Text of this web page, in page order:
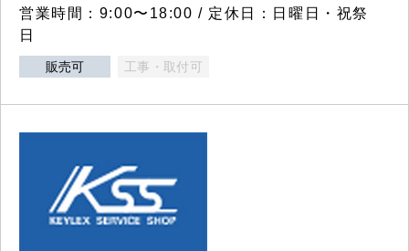
営業時間：9:00〜18:00 / 定休日：日曜日・祝祭
日
販売可 工事・取付可